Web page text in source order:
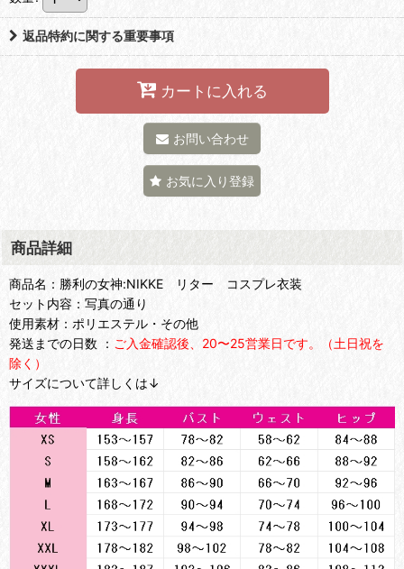
返品特約に関する重要事項
カートに入れる
お問い合わせ
お気に入り登録
商品詳細
商品名：勝利の女神:NIKKE リター コスプレ衣装
セット内容：写真の通り
使用素材：ポリエステル・その他
発送までの日数 ： ご入金確認後、20〜25営業日です。（土日祝を
除く）
サイズについて詳しくは↓